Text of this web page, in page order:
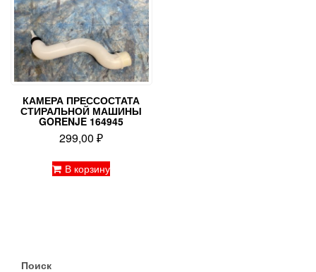
КАМЕРА ПРЕССОСТАТА
СТИРАЛЬНОЙ МАШИНЫ
GORENJE 164945
299,00₽
В корзину
Поиск